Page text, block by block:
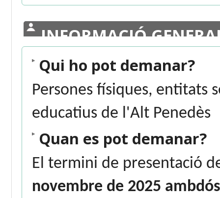
INFORMACIÓ
Qui ho pot demanar?
Persones físiques, entitats
educatius de l'Alt Penedès
Quan es pot demanar?
El termini de presentació
novembre de 2025